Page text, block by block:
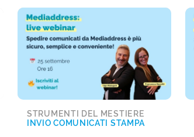
STRUMENTI DEL MESTIERE
INVIO COMUNICATI STAMPA